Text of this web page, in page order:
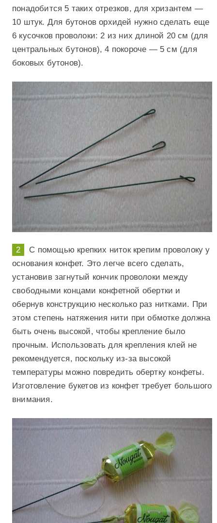
понадобится 5 таких отрезков, для хризантем —
10 штук. Для бутонов орхидей нужно сделать еще
6 кусочков проволоки: 2 из них длиной 20 см (для
центральных бутонов), 4 покороче — 5 см (для
боковых бутонов).
С помощью крепких ниток крепим проволоку у
основания конфет. Это легче всего сделать,
установив загнутый кончик проволоки между
свободными концами конфетной обертки и
обернув конструкцию несколько раз нитками. При
этом степень натяжения нити при обмотке должна
быть очень высокой, чтобы крепление было
прочным. Использовать для крепления клей не
рекомендуется, поскольку из-за высокой
температуры можно повредить обертку конфеты.
Изготовление букетов из конфет требует большого
внимания.